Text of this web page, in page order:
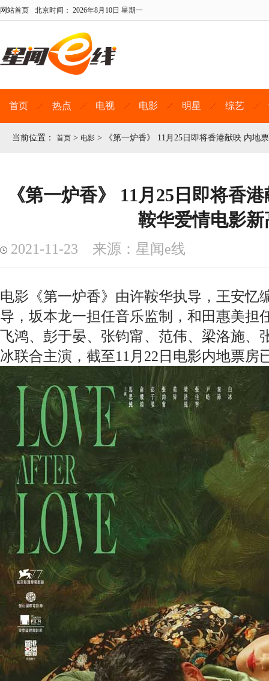
网站首页 北京时间： 2026年8月10日 星期一
首页 热点 电视 电影 明星 综艺
当前位置： 首页 > 电影 > 《第一炉香》 11月25日即将香港献映 内地
《第一炉香》 11月25日即将香
鞍华爱情电影新
2021-11-23 来源：星闻e线
电影《第一炉香》由许鞍华执导，王安忆
导，坂本龙一担任音乐监制，和田惠美担
飞鸿、彭于晏、张钧甯、范伟、梁洛施、
冰联合主演，截至11月22日电影内地票房